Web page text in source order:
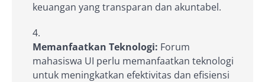
keuangan yang transparan dan akuntabel.
Memanfaatkan Teknologi: Forum
mahasiswa UI perlu memanfaatkan teknologi
untuk meningkatkan efektivitas dan efisiensi